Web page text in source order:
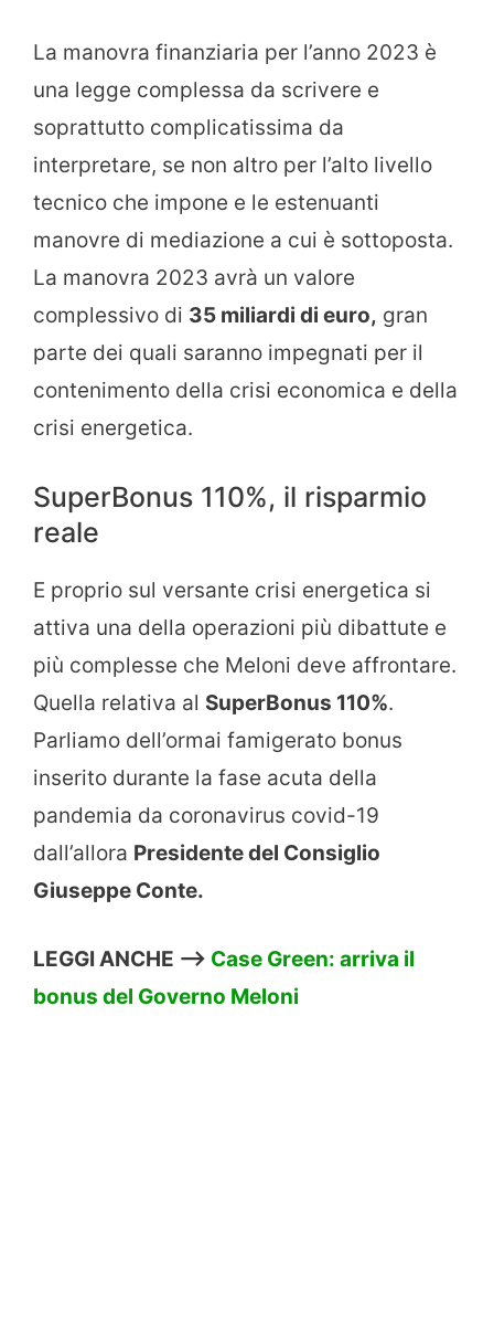
La manovra finanziaria per l’anno 2023 è
una legge complessa da scrivere e
soprattutto complicatissima da
interpretare, se non altro per l’alto livello
tecnico che impone e le estenuanti
manovre di mediazione a cui è sottoposta.
La manovra 2023 avrà un valore
complessivo di 35 miliardi di euro, gran
parte dei quali saranno impegnati per il
contenimento della crisi economica e della
crisi energetica.
SuperBonus 110%, il risparmio
reale
E proprio sul versante crisi energetica si
attiva una della operazioni più dibattute e
più complesse che Meloni deve affrontare.
Quella relativa al SuperBonus 110%.
Parliamo dell’ormai famigerato bonus
inserito durante la fase acuta della
pandemia da coronavirus covid-19
dall’allora Presidente del Consiglio
Giuseppe Conte.
LEGGI ANCHE –> Case Green: arriva il
bonus del Governo Meloni